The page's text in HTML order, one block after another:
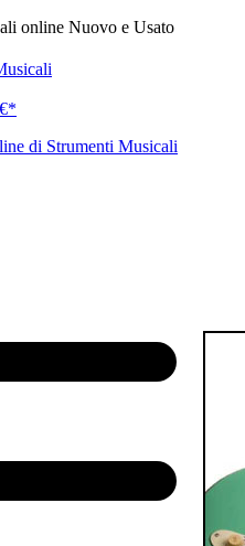
online Nuovo e Usato